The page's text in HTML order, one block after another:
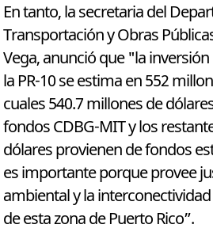
En tanto, la secretaria del
Transportación y Obras
Vega, anunció que "la
la PR-10 se estima en 552
cuales 540.7 millones de
fondos CDBG-MIT y los
dólares provienen de fondos
es importante porque provee
ambiental y la
de esta zona de Puerto Rico”.